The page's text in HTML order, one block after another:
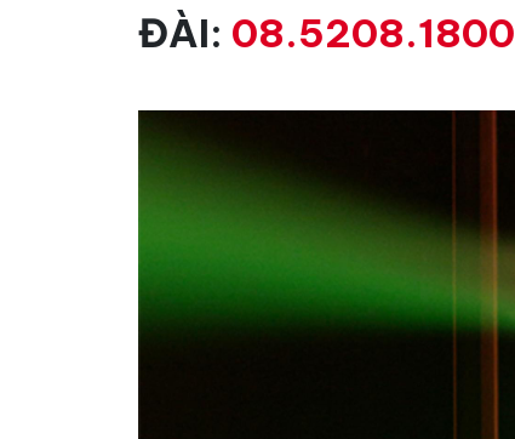
ĐÀI: 08.5208.1800